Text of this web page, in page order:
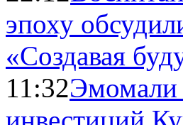
эпоху
«Создавая
11:32Эмомали